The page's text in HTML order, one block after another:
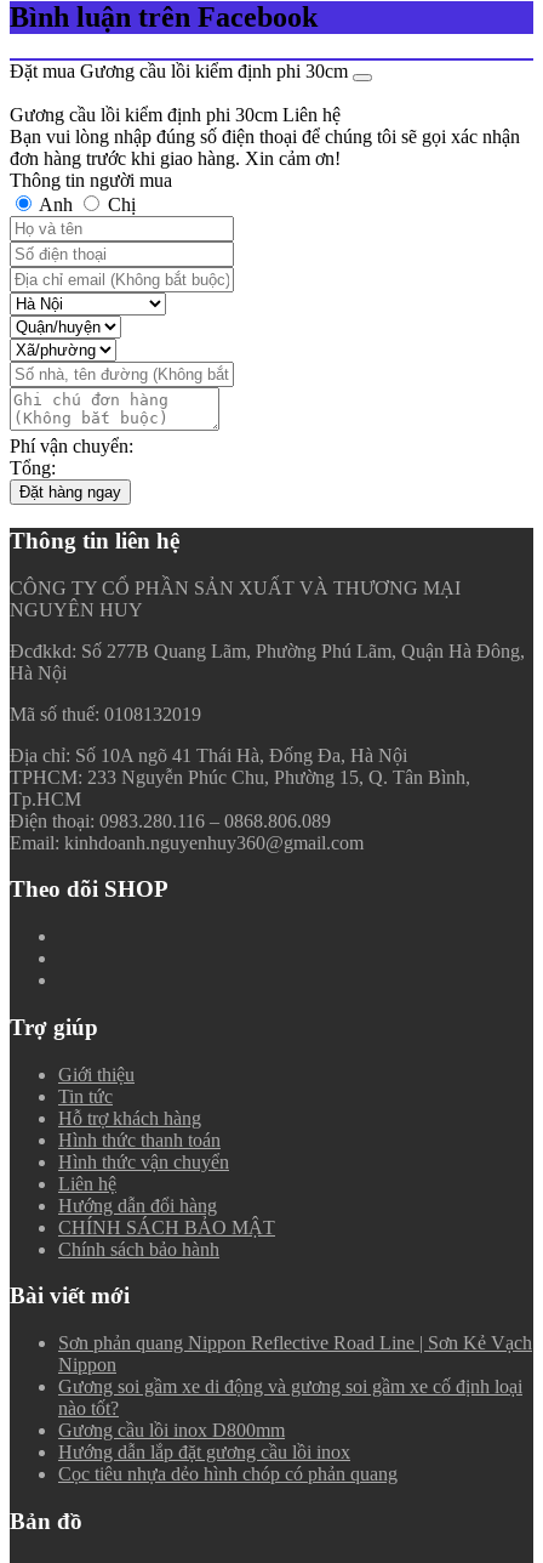
Bình luận trên Facebook
Đặt mua Gương cầu lồi kiểm định phi 30cm
Gương cầu lồi kiểm định phi 30cm Liên hệ
Bạn vui lòng nhập đúng số điện thoại để chúng tôi sẽ gọi xác nhận
đơn hàng trước khi giao hàng. Xin cảm ơn!
Thông tin người mua
Anh
Chị
Phí vận chuyển:
Tổng:
Đặt hàng ngay
Thông tin liên hệ
CÔNG TY CỔ PHẦN SẢN XUẤT VÀ THƯƠNG MẠI
NGUYÊN HUY
Đcđkkd: Số 277B Quang Lãm, Phường Phú Lãm, Quận Hà Đông,
Hà Nội
Mã số thuế: 0108132019
Địa chỉ: Số 10A ngõ 41 Thái Hà, Đống Đa, Hà Nội
TPHCM: 233 Nguyễn Phúc Chu, Phường 15, Q. Tân Bình,
Tp.HCM
Điện thoại: 0983.280.116 – 0868.806.089
Email: kinhdoanh.nguyenhuy360@gmail.com
Theo dõi SHOP
Trợ giúp
Giới thiệu
Tin tức
Hỗ trợ khách hàng
Hình thức thanh toán
Hình thức vận chuyển
Liên hệ
Hướng dẫn đổi hàng
CHÍNH SÁCH BẢO MẬT
Chính sách bảo hành
Bài viết mới
Sơn phản quang Nippon Reflective Road Line | Sơn Kẻ Vạch
Nippon
Gương soi gầm xe di động và gương soi gầm xe cố định loại
nào tốt?
Gương cầu lồi inox D800mm
Hướng dẫn lắp đặt gương cầu lồi inox
Cọc tiêu nhựa dẻo hình chóp có phản quang
Bản đồ